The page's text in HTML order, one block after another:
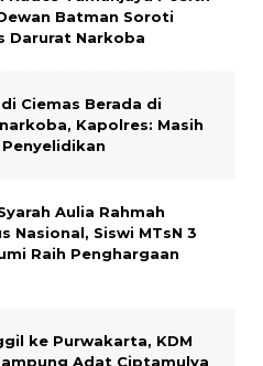
Batman Soroti
Darurat Narkoba
Ciemas Berada di
Kapolres: Masih
Aulia Rahmah
Nasional, Siswi MTsN 3
Raih Penghargaan
ke Purwakarta, KDM
Adat Ciptamulya